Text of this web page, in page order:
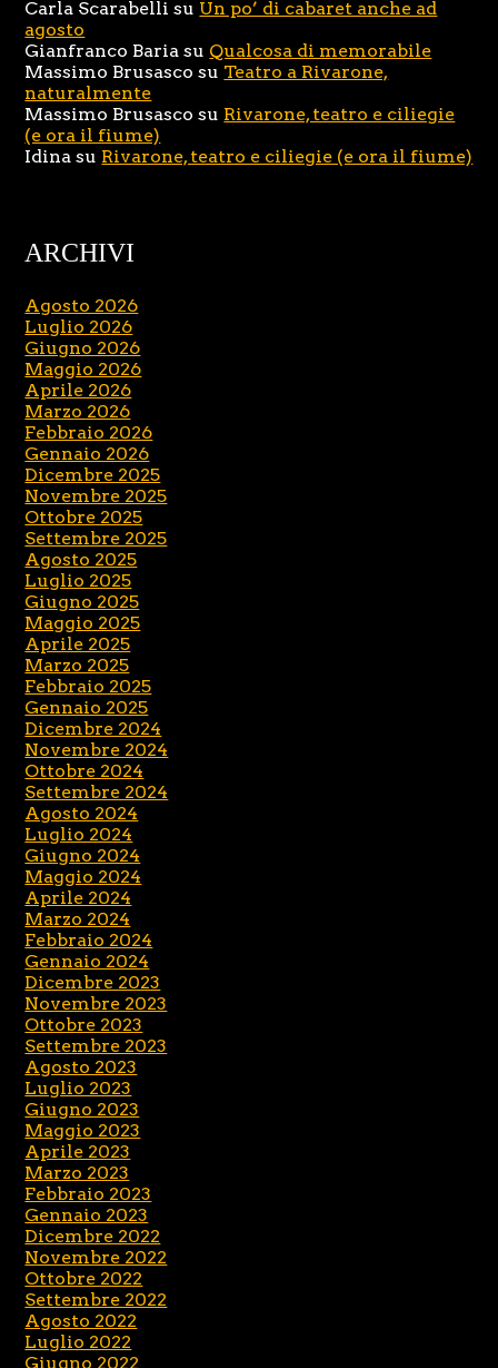
Carla Scarabelli su Un po’ di cabaret anche ad
agosto
Gianfranco Baria su Qualcosa di memorabile
Massimo Brusasco su Teatro a Rivarone,
naturalmente
Massimo Brusasco su Rivarone, teatro e ciliegie
(e ora il fiume)
Idina su Rivarone, teatro e ciliegie (e ora il fiume)
ARCHIVI
Agosto 2026
Luglio 2026
Giugno 2026
Maggio 2026
Aprile 2026
Marzo 2026
Febbraio 2026
Gennaio 2026
Dicembre 2025
Novembre 2025
Ottobre 2025
Settembre 2025
Agosto 2025
Luglio 2025
Giugno 2025
Maggio 2025
Aprile 2025
Marzo 2025
Febbraio 2025
Gennaio 2025
Dicembre 2024
Novembre 2024
Ottobre 2024
Settembre 2024
Agosto 2024
Luglio 2024
Giugno 2024
Maggio 2024
Aprile 2024
Marzo 2024
Febbraio 2024
Gennaio 2024
Dicembre 2023
Novembre 2023
Ottobre 2023
Settembre 2023
Agosto 2023
Luglio 2023
Giugno 2023
Maggio 2023
Aprile 2023
Marzo 2023
Febbraio 2023
Gennaio 2023
Dicembre 2022
Novembre 2022
Ottobre 2022
Settembre 2022
Agosto 2022
Luglio 2022
Giugno 2022